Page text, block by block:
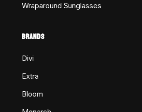
Wraparound Sunglasses
BRANDS
Divi
Extra
Bloom